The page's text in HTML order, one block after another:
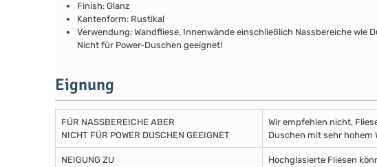
Finish: Glanz
Kantenform: Rustikal
Verwendung: Wandfliese, Innenwände einschließlich Nassbereiche
Nicht für Power-Duschen geeignet!
Eignung
FÜR NASSBEREICHE ABER
NICHT FÜR POWER DUSCHEN GEEIGNET
Wir empfehlen nicht,
Duschen mit sehr hohem
NEIGUNG ZU
Hochglasierte Fliesen